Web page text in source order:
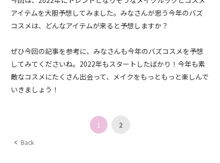
アイテムを大胆予想してみました。みなさんが思う今年のバズ
コスメは、どんなアイテムが来ると予想しますか？
ぜひ今回の記事を参考に、みなさんも今年のバズコスメを予想
してみてくださいね。2022年もスタートしたばかり！今年も素
敵なコスメにたくさん出会って、メイクをもっともっと楽しんで
いきましょう！
Back
1 2